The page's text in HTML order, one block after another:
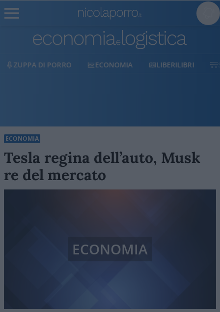
ECONOMIA LIBERILIBRI SHOP SOSTIENICI
ECONOMIA
Tesla regina dell’auto, Musk
re del mercato
ECONOMIA